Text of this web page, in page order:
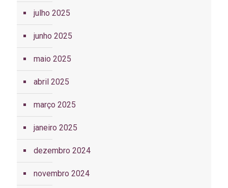
julho 2025
junho 2025
maio 2025
abril 2025
março 2025
janeiro 2025
dezembro 2024
novembro 2024